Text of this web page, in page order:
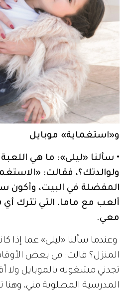
و«استغماية» موبايل
• سألنا «ليلى»: ما هي
ولوالدتك؟، فقالت:
المفضلة في البيت، وأكون
ألعب مع ماما، التي تترك
معي.
وعندما سألنا «ليلى» عما إذا
المنزل؟ قالت: في بعض
تجدني مشغولة بالموبايل ولا
المدرسية المطلوبة مني،